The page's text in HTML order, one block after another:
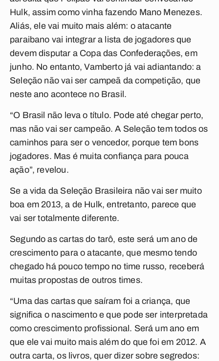
Hulk, assim como vinha fazendo Mano Menezes.
Aliás, ele vai muito mais além: o atacante
paraibano vai integrar a lista de jogadores que
devem disputar a Copa das Confederações, em
junho. No entanto, Vamberto já vai adiantando: a
Seleção não vai ser campeã da competição, que
neste ano acontece no Brasil.
“O Brasil não leva o título. Pode até chegar perto,
mas não vai ser campeão. A Seleção tem todos os
caminhos para ser o vencedor, porque tem bons
jogadores. Mas é muita confiança para pouca
ação”, revelou.
Se a vida da Seleção Brasileira não vai ser muito
boa em 2013, a de Hulk, entretanto, parece que
vai ser totalmente diferente.
Segundo as cartas do tarô, este será um ano de
crescimento para o atacante, que mesmo tendo
chegado há pouco tempo no time russo, receberá
muitas propostas de outros times.
“Uma das cartas que saíram foi a criança, que
significa o nascimento e que pode ser interpretada
como crescimento profissional. Será um ano em
que ele vai muito mais além do que foi em 2012. A
outra carta, os livros, quer dizer sobre segredos: